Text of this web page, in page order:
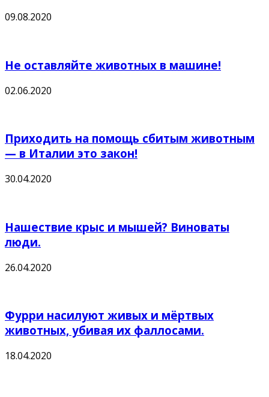
09.08.2020
Не оставляйте животных в машине!
02.06.2020
Приходить на помощь сбитым животным
— в Италии это закон!
30.04.2020
Нашествие крыс и мышей? Виноваты
люди.
26.04.2020
Фурри насилуют живых и мёртвых
животных, убивая их фаллосами.
18.04.2020